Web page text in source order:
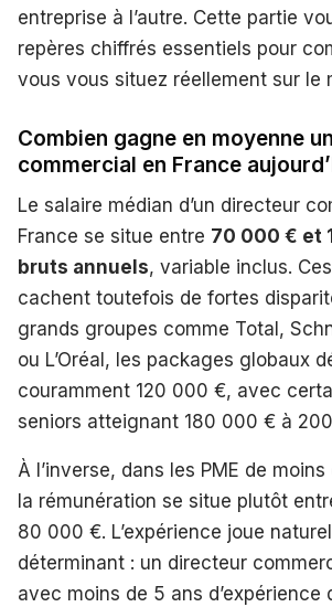
entreprise à l’autre. Cette partie
repères chiffrés essentiels pour
vous vous situez réellement sur le
Combien gagne en moyenne
commercial en France
Le salaire médian d’un directeur
France se situe entre 70 000 € et
bruts annuels, variable inclus.
cachent toutefois de fortes
grands groupes comme Total,
ou L’Oréal, les packages globaux
couramment 120 000 €, avec
seniors atteignant 180 000 € à
À l’inverse, dans les PME de
la rémunération se situe plutôt
80 000 €. L’expérience joue
déterminant : un directeur
avec moins de 5 ans d’expérience